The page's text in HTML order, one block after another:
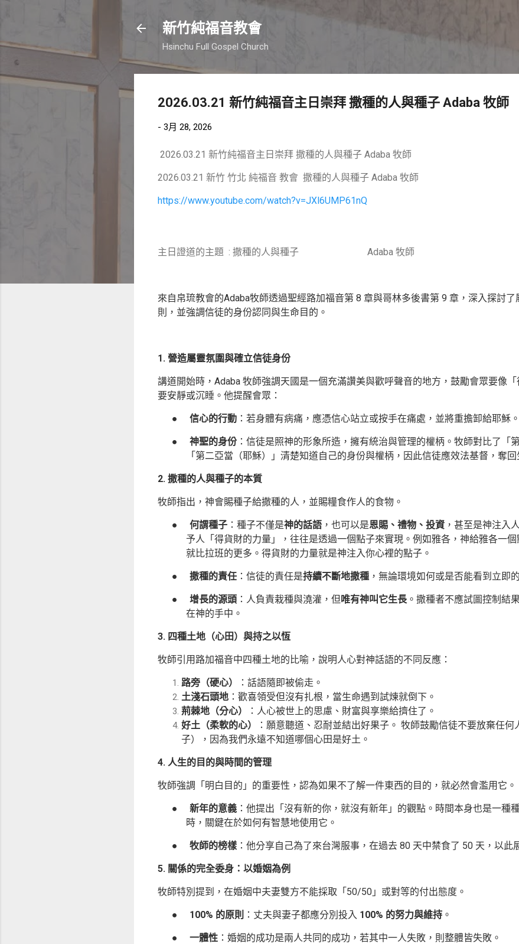
新竹純福音教會
Hsinchu Full Gospel Church
2026.03.21 新竹純福音主日崇拜 撒種的人與種子 Adaba 牧師
- 3月 28, 2026
2026.03.21 新竹純福音主日崇拜 撒種的人與種子 Adaba 牧師
2026.03.21 新竹 竹北 純福音 教會 撒種的人與種子 Adaba 牧師
https://www.youtube.com/watch?v=JXl6UMP61nQ
主日證道的主題 : 撒種的人與種子 Adaba 牧師
來自帛琉教會的Adaba牧師透過聖經路加福音第 8 章與哥林多後書第 9 章，深入探討
則，並強調信徒的身份認同與生命目的。
1. 營造屬靈氛圍與確立信徒身份
講道開始時，Adaba 牧師強調天國是一個充滿讚美與歡呼聲音的地方，鼓勵會眾要像
要安靜或沉睡。他提醒會眾：
● 信心的行動 ：若身體有病痛，應憑信心站立或按手在痛處，並將重擔卸給耶穌。
● 神聖的身份 ：信徒是照神的形象所造，擁有統治與管理的權柄。牧師對比了「
「第二亞當（耶穌）」清楚知道自己的身份與權柄，因此信徒應效法基督，奪回
2. 撒種的人與種子的本質
牧師指出，神會賜種子給撒種的人，並賜糧食作人的食物。
● 何謂種子 ：種子不僅是神的話語 ，也可以是恩賜、禮物、投資 ，甚至是神注入
予人「得貨財的力量」，往往是透過一個點子來實現。例如雅各，神給雅各一
就比拉班的更多。得貨財的力量就是神注入你心裡的點子。
● 撒種的責任 ：信徒的責任是持續不斷地撒種 ，無論環境如何或是否能看到立即
● 增長的源頭 ：人負責栽種與澆灌，但唯有神叫它生長 。撒種者不應試圖控制結
在神的手中。
3. 四種土地（心田）與持之以恆
牧師引用路加福音中四種土地的比喻，說明人心對神話語的不同反應：
路旁（硬心）
：話語隨即被偷走。
土淺石頭地 ：歡喜領受但沒有扎根，當生命遇到試煉就倒下。
荊棘地（分心）
：人心被世上的思慮、財富與享樂給擠住了。
好土（柔軟的心）
：願意聽道、忍耐並結出好果子。 牧師鼓勵信徒不要放棄任何
子），因為我們永遠不知道哪個心田是好土。
4. 人生的目的與時間的管理
牧師強調「明白目的」的重要性，認為如果不了解一件東西的目的，就必然會濫用它。
● 新年的意義 ：他提出「沒有新的你，就沒有新年」的觀點。時間本身也是一種
時，關鍵在於如何有智慧地使用它。
● 牧師的榜樣 ：他分享自己為了來台灣服事，在過去 80 天中禁食了 50 天，以此
5. 關係的完全委身：以婚姻為例
牧師特別提到，在婚姻中夫妻雙方不能採取「50/50」或對等的付出態度。
● 100% 的原則 ：丈夫與妻子都應分別投入 100% 的努力與維持 。
● 一體性 ：婚姻的成功是兩人共同的成功，若其中一人失敗，則整體皆失敗。